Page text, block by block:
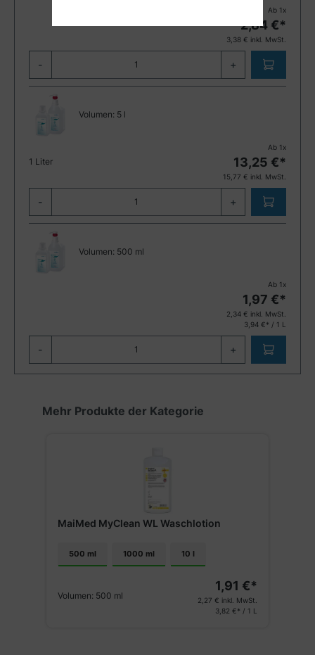
Ab 1 x
2,84 €*
3,38 € inkl. MwSt.
- +
Volumen: 5 l
1 Liter
Ab 1 x
13,25 €*
15,77 € inkl. MwSt.
- +
Volumen: 500 ml
Ab 1 x
1,97 €*
2,34 € inkl. MwSt.
3,94 €* / 1 L
- +
Produktgalerie überspringen
Mehr Produkte der Kategorie
MaiMed MyClean WL Waschlotion
500 ml 1000 ml 10 l
Volumen: 500 ml
1,91 €*
2,27 € inkl. MwSt.
3,82 €* / 1 L